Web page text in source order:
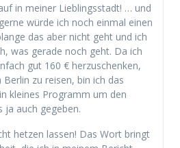
in meiner Lieblingsstadt! … und
würde ich noch einmal einen
das aber nicht geht und ich
was gerade noch geht. Da ich
gut 160 € herzuschenken,
zu reisen, bin ich das
kleines Programm um den
auch gegeben.
hetzen lassen! Das Wort bringt